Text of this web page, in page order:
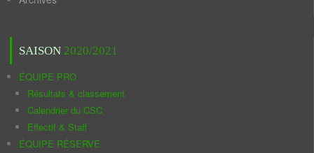
SAISON 2020/2021
ÉQUIPE PRO
Résultats & classement
Calendrier du CSC
Effectif & Staff
ÉQUIPE RÉSERVE